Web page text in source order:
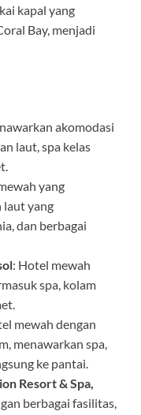
kapal yang
Bay, menjadi
akomodasi
laut, spa kelas
yang
laut yang
dan berbagai
: Hotel mewah
spa, kolam
mewah dengan
menawarkan spa,
ke pantai.
Resort & Spa,
berbagai fasilitas,